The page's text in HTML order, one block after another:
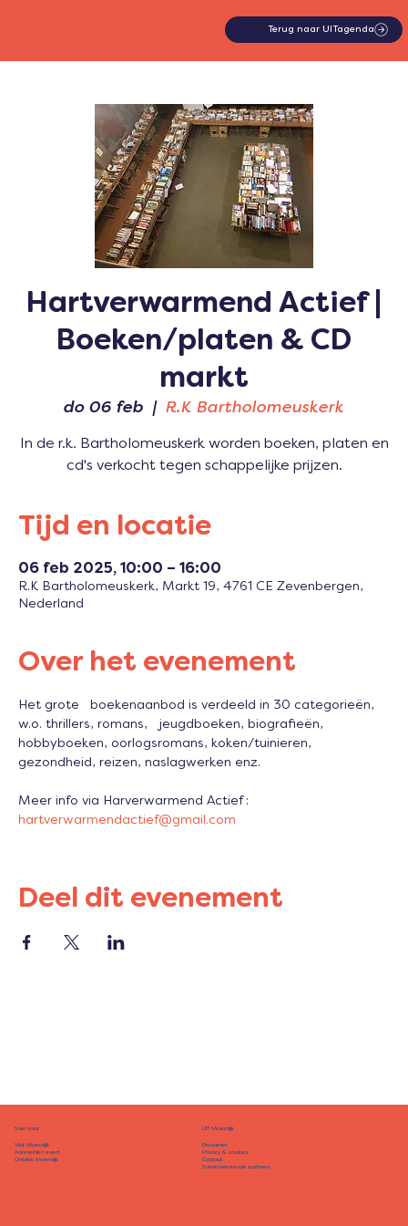
Terug naar UITagenda
Hartverwarmend Actief |
Boeken/platen & CD
markt
do 06 feb
  |
R.K Bartholomeuskerk
In de r.k. Bartholomeuskerk worden boeken, platen en
cd's verkocht tegen schappelijke prijzen.
Tijd en locatie
06 feb 2025, 10:00 – 16:00
R.K Bartholomeuskerk, Markt 19, 4761 CE Zevenbergen,
Nederland
Over het evenement
Het grote   boekenaanbod is verdeeld in 30 categorieën,
w.o. thrillers, romans,   jeugdboeken, biografieën,
hobbyboeken, oorlogsromans, koken/tuinieren,
gezondheid, reizen, naslagwerken enz.
Meer info via Harverwarmend Actief :
hartverwarmendactief@gmail.com
Deel dit evenement
Snel naar
Visit Moerdijk
Aanmelden event
Ontdek Moerdijk
UIT Moerdijk
Disclaimer
Privacy & cookies
Contact
Samenwerkende partners